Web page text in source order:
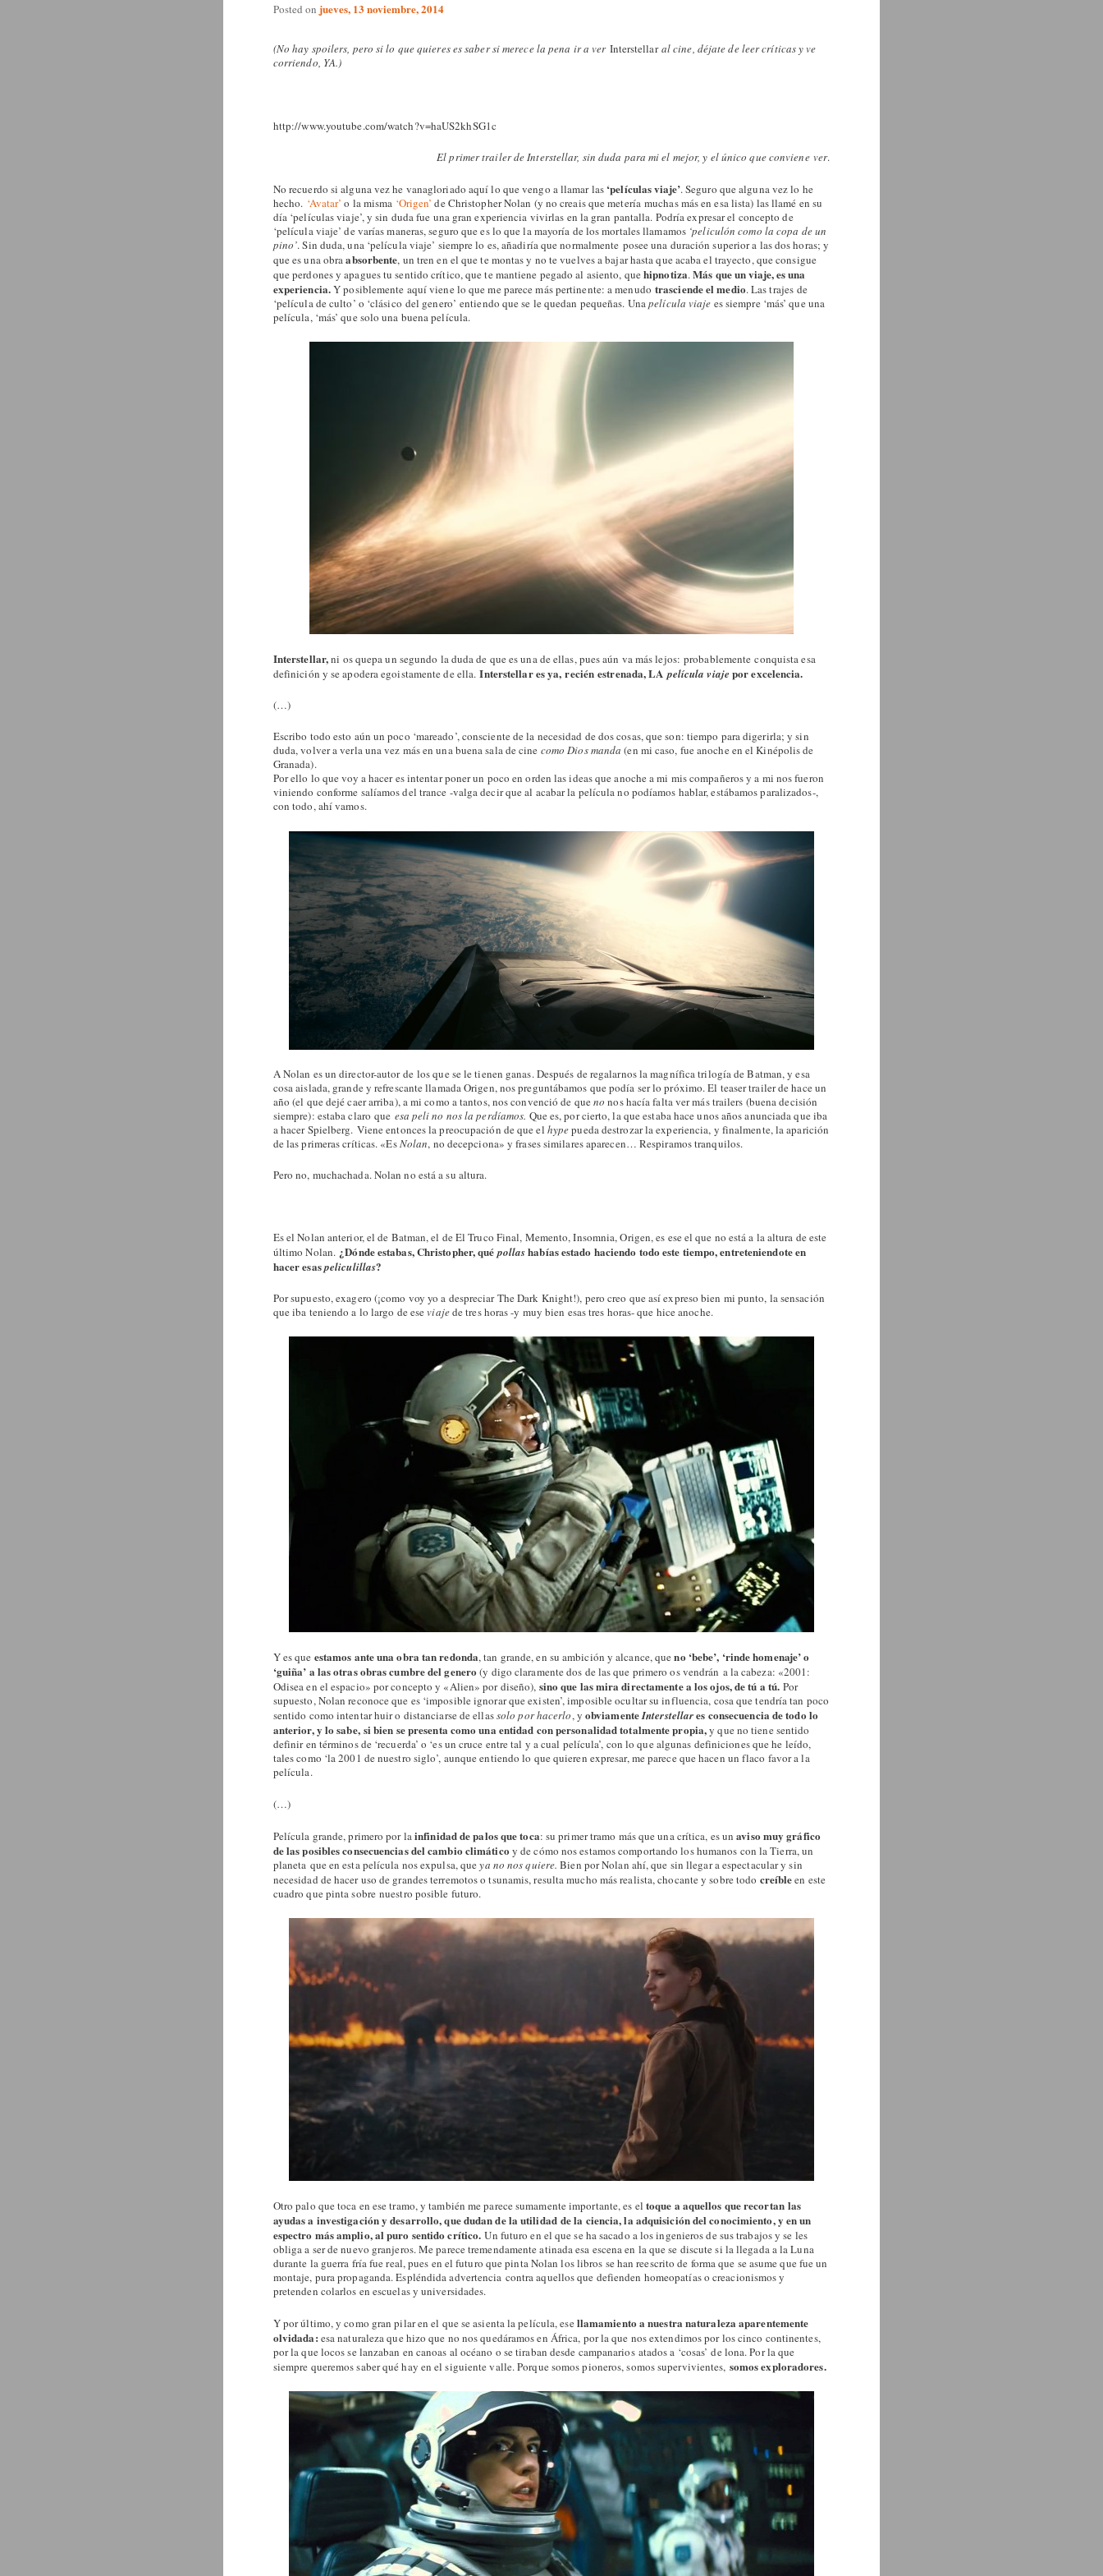
Posted on jueves, 13 noviembre, 2014
(No hay spoilers, pero si lo que quieres es saber si merece la pena ir a ver Interstellaral cine, déjate de leer críticas y ve
corriendo, YA.)
http://www.youtube.com/watch?v=haUS2khSG1c
El primer trailer de Interstellar, sin duda para mi el mejor, y el único que conviene ver.
No recuerdo si alguna vez he vanagloriado aquí lo que vengo a llamar las ‘películas viaje’. Seguro que alguna vez lo he
hecho. ‘Avatar’ o la misma ‘Origen’ de Christopher Nolan (y no creais que metería muchas más en esa lista) las llamé en su
día ‘películas viaje’, y sin duda fue una gran experiencia vivirlas en la gran pantalla. Podría expresar el concepto de
‘película viaje’ de varías maneras, seguro que es lo que la mayoría de los mortales llamamos ‘peliculón como la copa de un
pino’. Sin duda, una ‘película viaje’ siempre lo es, añadiría que normalmente posee una duración superior a las dos horas; y
que es una obraabsorbente, un tren en el que te montas y no te vuelves a bajar hasta que acaba el trayecto, que consigue
que perdones y apagues tu sentido crítico, que te mantiene pegado al asiento, quehipnotiza.Más que un viaje, es una
experiencia.Y posiblemente aquí viene lo que me parece más pertinente: a menudo trasciende el medio. Las trajes de
‘película de culto’ o ‘clásico del genero’ entiendo que se le quedan pequeñas. Unapelícula viaje es siempre ‘más’ que una
película, ‘más’ que solo una buena película.
Interstellar,ni os quepa un segundo la duda de que es una de ellas, pues aún va más lejos: probablemente conquista esa
definición y se apodera egoistamente de ella. Interstellar es ya, recién estrenada, LA película viaje por excelencia.
(…)
Escribo todo esto aún un poco ‘mareado’, consciente de la necesidad de dos cosas, que son: tiempo para digerirla; y sin
duda, volver a verla una vez más en una buena sala de cine como Dios manda (en mi caso, fue anoche en el Kinépolis de
Granada).
Por ello lo que voy a hacer es intentar poner un poco en orden las ideas que anoche a mi mis compañeros y a mi nos fueron
viniendo conforme salíamos del trance -valga decir que al acabar la película no podíamos hablar, estábamos paralizados-,
con todo, ahí vamos.
A Nolan es un director-autor de los que se le tienen ganas. Después de regalarnos la magnífica trilogía de Batman, y esa
cosa aislada, grande y refrescante llamada Origen, nos preguntábamos que podía ser lo próximo. El teaser trailer de hace un
año (el que dejé caer arriba), a mi como a tantos, nos convenció de queno nos hacía falta ver más trailers (buena decisión
siempre): estaba claro que esa peli no nos la perdíamos. Que es, por cierto, la que estaba hace unos años anunciada que iba
a hacer Spielberg. Viene entonces la preocupación de que el hypepueda destrozar la experiencia, y finalmente, la aparición
de las primeras críticas. «EsNolan, no decepciona» y frases similares aparecen… Respiramos tranquilos.
Pero no, muchachada. Nolan no está a su altura.
Es el Nolan anterior, el de Batman, el de El Truco Final, Memento, Insomnia, Origen, es ese el que no está a la altura de este
último Nolan. ¿Dónde estabas, Christopher, quépollashabías estado haciendo todo este tiempo, entreteniendote en
hacer esaspeliculillas?
Por supuesto, exagero (¡como voy yo a despreciar The Dark Knight!), pero creo que así expreso bien mi punto, la sensación
que iba teniendo a lo largo de eseviajede tres horas -y muy bien esas tres horas- que hice anoche.
Y es que estamos ante una obra tan redonda, tan grande, en su ambición y alcance, queno ‘bebe’, ‘rinde homenaje’ o
‘guiña’ a las otras obras cumbre del genero (y digo claramente dos de las que primero os vendrán a la cabeza: «2001:
Odisea en el espacio» por concepto y «Alien» por diseño), sino que las mira directamente a los ojos, de tú a tú. Por
supuesto, Nolan reconoce que es ‘imposible ignorar que existen’, imposible ocultar su influencia, cosa que tendría tan poco
sentido como intentar huir o distanciarse de ellassolo por hacerlo, y obviamenteInterstellares consecuencia de todo lo
anterior, y lo sabe, si bien se presenta como una entidad con personalidad totalmente propia,y que no tiene sentido
definir en términos de ‘recuerda’ o ‘es un cruce entre tal y a cual película’, con lo que algunas definiciones que he leído,
tales como ‘la 2001 de nuestro siglo’, aunque entiendo lo que quieren expresar, me parece que hacen un flaco favor a la
película.
(…)
Película grande, primero por lainfinidad de palos que toca: su primer tramo más que una crítica, es unaviso muy gráfico
de las posibles consecuencias del cambio climático y de cómo nos estamos comportando los humanos con la Tierra, un
planeta que en esta película nos expulsa, queya no nos quiere. Bien por Nolan ahí, que sin llegar a espectacular y sin
necesidad de hacer uso de grandes terremotos o tsunamis, resulta mucho más realista, chocante y sobre todo creíbleen este
cuadro que pinta sobre nuestro posible futuro.
Otro palo que toca en ese tramo, y también me parece sumamente importante, es el toque a aquellos que recortan las
ayudas a investigación y desarrollo, que dudan de la utilidad de la ciencia, la adquisición del conocimiento, y en un
espectro más amplio, al puro sentido crítico. Un futuro en el que se ha sacado a los ingenieros de sus trabajos y se les
obliga a ser de nuevo granjeros. Me parece tremendamente atinada esa escena en la que se discute si la llegada a la Luna
durante la guerra fría fue real, pues en el futuro que pinta Nolan los libros se han reescrito de forma que se asume que fue un
montaje, pura propaganda. Espléndida advertencia contra aquellos que defienden homeopatías o creacionismos y
pretenden colarlos en escuelas y universidades.
Y por último, y como gran pilar en el que se asienta la película, esellamamiento a nuestra naturaleza aparentemente
olvidada: esa naturaleza que hizo que no nos quedáramos en África, por la que nos extendimos por los cinco continentes,
por la que locos se lanzaban en canoas al océano o se tiraban desde campanarios atados a ‘cosas’ de lona. Por la que
siempre queremos saber qué hay en el siguiente valle. Porque somos pioneros, somos supervivientes, somos exploradores.